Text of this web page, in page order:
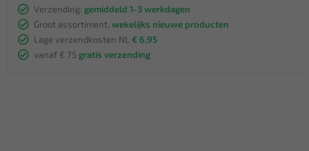
Verzending: gemiddeld 1-3 werkdagen
Groot assortiment, wekelijks nieuwe producten
Lage verzendkosten NL € 6,95
vanaf € 75 gratis verzending